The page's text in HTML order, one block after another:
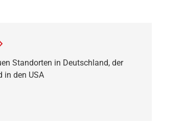
Standorten in Deutschland, der
in den USA